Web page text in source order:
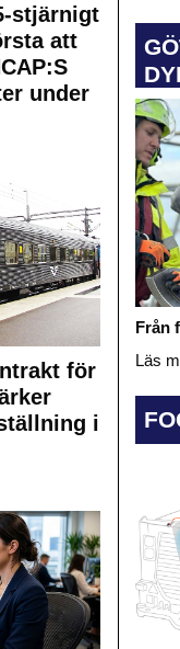
stjärnigt
att
under
för
i
Från
Läs